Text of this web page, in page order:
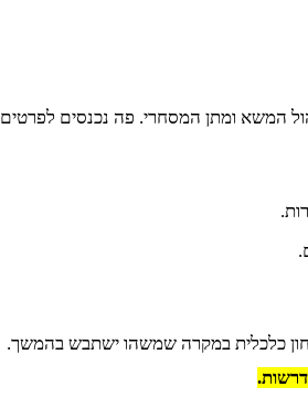
ומתן המסחרי. פה נכנסים לפרטים
כלכלית במקרה שמשהו ישתבש בהמשך.